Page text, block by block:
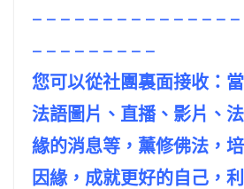
– – – – – – – – – – – – – –
– – – – – – – – –
您可以從社團裏面接收：
法語圖片、直播、影片、
緣的消息等，薰修佛法，
因緣，成就更好的自己，